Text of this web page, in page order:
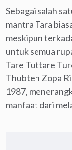
Sebagai salah
mantra Tara
meskipun
untuk semua
Tare Tuttare
Thubten Zopa
1987,
manfaat dari